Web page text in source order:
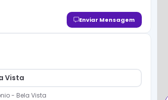
Enviar Mensagem
Vista
- Bela Vista